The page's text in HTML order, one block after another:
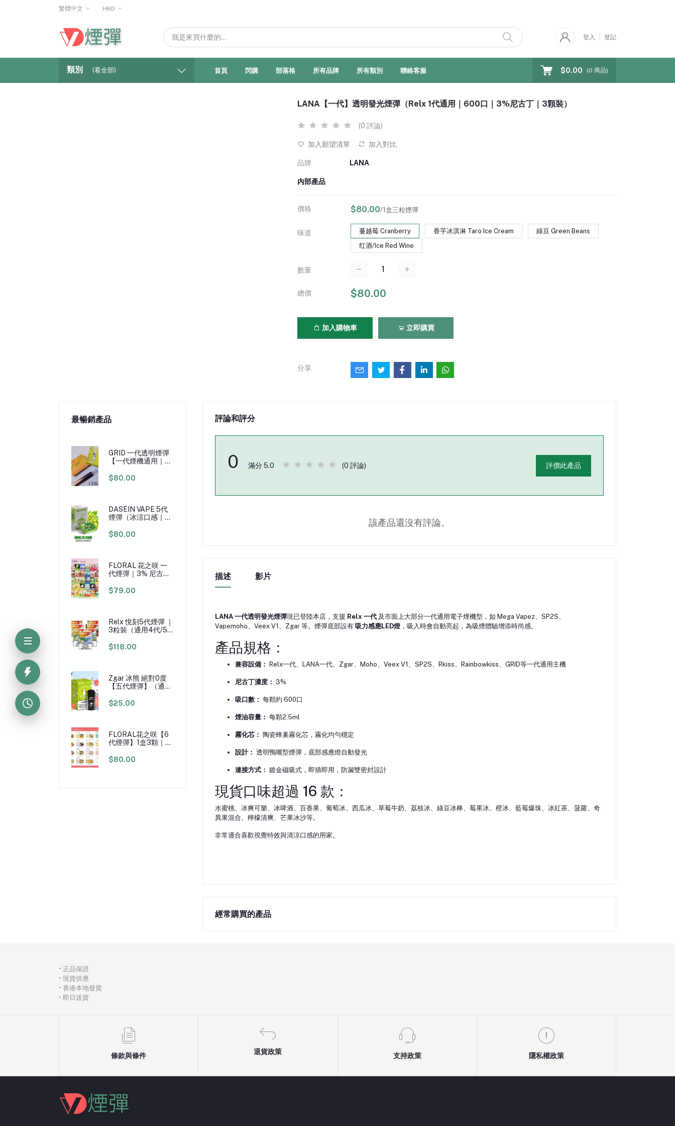
繁體中文 HKD
登入 登記
類別 (看全部) 首頁 閃購 部落格 所有品牌 所有類別 聯絡客服 $0.00 (0 商品)
LANA【一代】透明發光煙彈（Relx 1代通用｜600口｜3%尼古丁｜3顆裝）
(0 評論)
加入願望清單 加入對比
品牌 LANA
內部產品
價格 $80.00/1盒三粒煙彈
味道 蔓越莓 Cranberry 香芋冰淇淋 Taro Ice Cream
綠豆 Green Beans
红酒/Ice Red Wine
數量
總價 $80.00
加入購物車 立即購買
分享
最暢銷產品
GRID 一代透明煙彈
【一代煙機通用｜煙
2.5ml大容量】
$80.00
DASEIN VAPE 5代
煙彈（冰涼口感｜適
機｜3顆裝）
$80.00
FLORAL 花之咲 一
代煙彈｜3% 尼古丁
代煙機通用）
$79.00
Relx 悅刻5代煙彈 ｜
3粒裝（通用4代/5
古丁含量
$118.00
Zgar 冰熊 絕對0度
【五代煙彈】（通用
3% 尼古丁｜3顆裝
$25.00
FLORAL花之咲【6
代煙彈】1盒3顆｜
日本原廠煙油
$80.00
評論和評分
0 滿分 5.0 (0 評論) 評價此產品
該產品還沒有評論。
描述 影片
LANA 一代透明發光煙彈現已登陸本店，支援 Relx 一代及市面上大部分一代通用電子煙機型，如 Mega Vapez、SP2S、
Vapemoho、Veex V1、Zgar 等。煙彈底部設有 吸力感應LED燈，吸入時會自動亮起，為吸煙體驗增添時尚感。
產品規格：
兼容設備： Relx一代、LANA一代、Zgar、Moho、Veex V1、SP2S、Rkiss、Rainbowkiss、GRID等一代通用主機
尼古丁濃度： 3%
吸口數： 每顆約 600口
煙油容量： 每顆2.5ml
霧化芯： 陶瓷蜂巢霧化芯，霧化均勻穩定
設計： 透明鴨嘴型煙彈，底部感應燈自動發光
連接方式： 鍍金磁吸式，即插即用，防漏雙密封設計
現貨口味超過 16 款：
水蜜桃、冰爽可樂、冰啤酒、百香果、葡萄冰、西瓜冰、草莓牛奶、荔枝冰、綠豆冰棒、莓果冰、橙冰、藍莓爆珠、冰紅茶、菠蘿、奇
異果混合、檸檬清爽、芒果冰沙等。
非常適合喜歡視覺特效與清涼口感的用家。
經常購買的產品
• 正品保證
• 現貨供應
• 香港本地發貨
• 即日送貨
條款與條件
退貨政策
支持政策 隱私權政策